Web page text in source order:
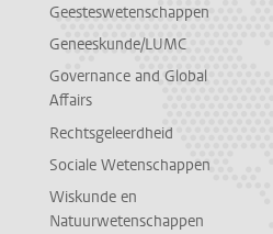
Geesteswetenschappen
Geneeskunde/LUMC
Governance and Global
Affairs
Rechtsgeleerdheid
Sociale Wetenschappen
Wiskunde en
Natuurwetenschappen